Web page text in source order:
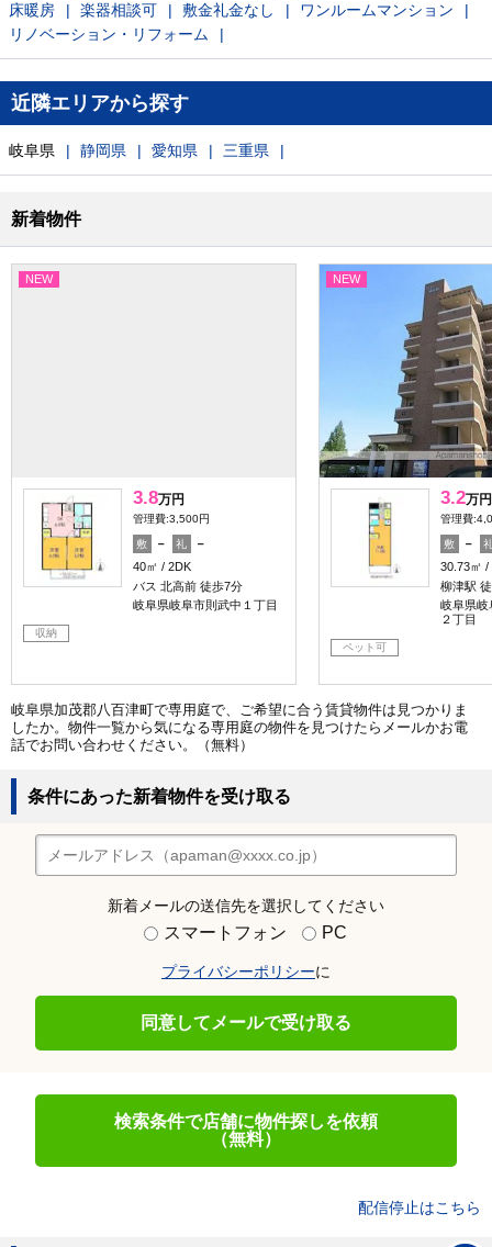
床暖房
楽器相談可 敷金礼金なし
ワンルームマンション
リノベーション・リフォーム
近隣エリアから探す
岐阜県 静岡県 愛知県 三重県
新着物件
NEW
3.8万円
管理費:3,500円
敷 － 礼
－
40㎡
2DK
バス 北高前 徒歩7分
岐阜県岐阜市則武中１丁目
収納
NEW
3.2万円
管理費
敷 －
30.73㎡
柳津駅
岐阜県岐
２丁目
ペット可
岐阜県加茂郡八百津町で専用庭で、ご希望に合う賃貸物件は見つかりま
したか。物件一覧から気になる専用庭の物件を見つけたらメールかお電
話でお問い合わせください。（無料）
条件にあった新着物件を受け取る
新着メールの送信先を選択してください
スマートフォン PC
プライバシーポリシーに
同意してメールで受け取る
検索条件で店舗に物件探しを依頼
（無料）
配信停止はこちら